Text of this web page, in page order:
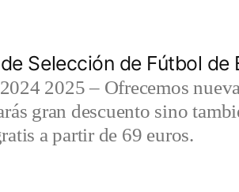
Selección de Fútbol
2025 – Ofrecemos
gran descuento sino
a partir de 69 euros.